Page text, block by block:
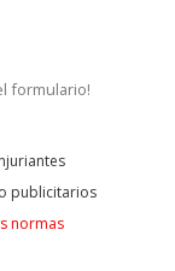
formulario!
publicitarios
normas